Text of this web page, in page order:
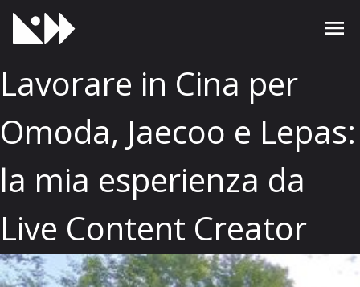
Lavorare in Cina per
Omoda, Jaecoo e Lepas:
la mia esperienza da
Live Content Creator